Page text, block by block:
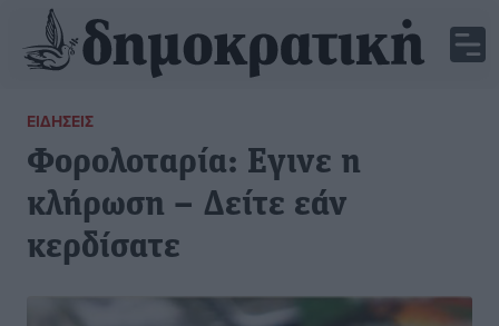
ΕΙΔΉΣΕΙΣ
Φορολοταρία: Εγινε η
κλήρωση – Δείτε εάν
κερδίσατε